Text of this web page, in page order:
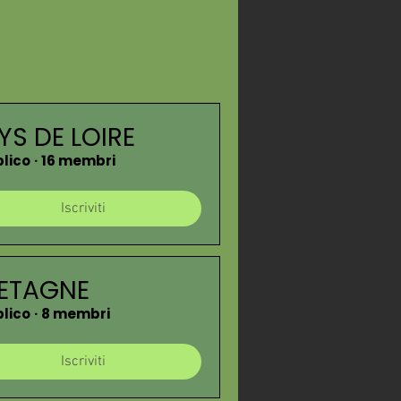
DE LOIRE
· 16 membri
Iscriviti
· 8 membri
Iscriviti